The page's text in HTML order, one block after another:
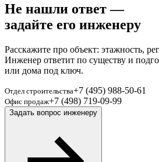
Не нашли ответ —
задайте его инженеру
Расскажите про объект: этажность,
Инженер ответит по существу и
или дома под ключ.
Отдел строительства+7 (495) 988-50-61
Офис продаж+7 (498) 719-09-99
Задать вопрос инженеру